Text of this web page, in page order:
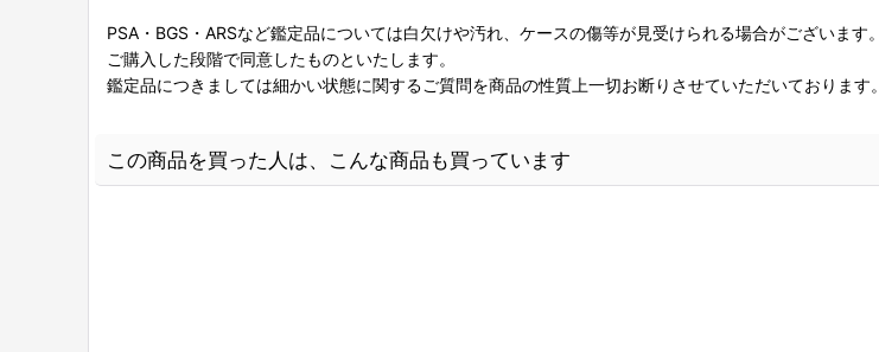
PSA・BGS・ARSなど鑑定品については白欠けや汚れ、ケースの傷等が見受けられる場合がございます。
ご購入した段階で同意したものといたします。
鑑定品につきましては細かい状態に関するご質問を商品の性質上一切お断りさせていただいております。
この商品を買った人は、こんな商品も買っています